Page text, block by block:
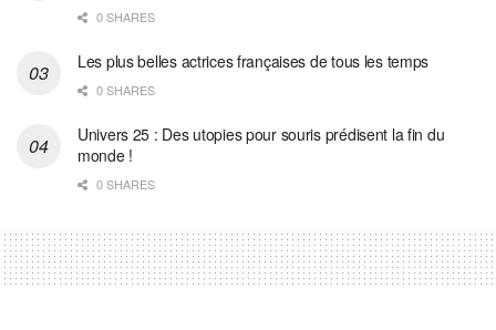
0 SHARES
Les plus belles actrices françaises de tous les temps
0 SHARES
Univers 25 : Des utopies pour souris prédisent la fin du
monde !
0 SHARES